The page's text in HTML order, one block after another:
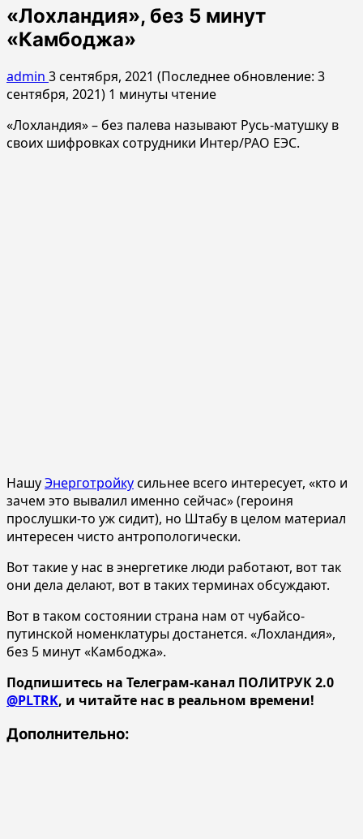
«Лохландия», без 5 минут
«Камбоджа»
admin 3 сентября, 2021 (Последнее обновление: 3
сентября, 2021) 1 минуты чтение
«Лохландия» – без палева называют Русь-матушку в
своих шифровках сотрудники Интер/РАО ЕЭС.
НашуЭнерготройкусильнее всего интересует, «кто и
зачем это вывалил именно сейчас» (героиня
прослушки-то уж сидит), но Штабу в целом материал
интересен чисто антропологически.
Вот такие у нас в энергетике люди работают, вот так
они дела делают, вот в таких терминах обсуждают.
Вот в таком состоянии страна нам от чубайсо-
путинской номенклатуры достанется. «Лохландия»,
без 5 минут «Камбоджа».
Подпишитесь на Телеграм-канал ПОЛИТРУК 2.0
@PLTRK, и читайте нас в реальном времени!
Дополнительно: